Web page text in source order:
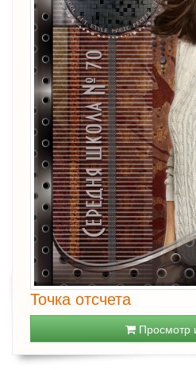
Точка отсчета
Просмотр